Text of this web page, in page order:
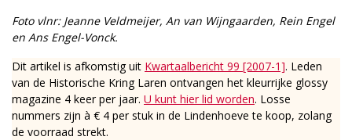
Foto vlnr: Jeanne Veldmeijer, An van Wijngaarden, Rein Engel
en Ans Engel-Vonck.
Dit artikel is afkomstig uit Kwartaalbericht 99 [2007-1]. Leden
van de Historische Kring Laren ontvangen het kleurrijke glossy
magazine 4 keer per jaar. U kunt hier lid worden. Losse
nummers zijn à € 4 per stuk in de Lindenhoeve te koop, zolang
de voorraad strekt.